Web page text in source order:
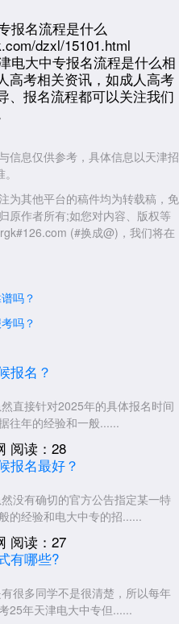
报名环节。这个阶段需要完成以
携带准备好的材料前往教学中心
指定的在线平台完成报名信息填
信息准确无误。
细核对报名登记表上的所有信
习形式等，确认无误后签字确认。
影响后续的学籍注册。
学中心公示的标准缴纳第一学年
渠道，索要并妥善保管收费凭
册阶段：
审，确保材料齐全、符合要求。
电视中等专业学校总部进行复
，并将学员信息录入国家教育主
要一定的时间周期，学员可以向
播电视中等专业学校官方网站
籍状态。这是验证报名是否成
员主动完成查询确认。
做好学习前的准备工作：
了解学习平台的使用方法、课程
些指导活动，为后续学习做好准
报名流程是什么
dzxl/15101.html
电大中专报名流程是什么相
高考相关资讯，如成人高考
、报名流程都可以关注我们
信息仅供参考，具体信息以天津招
为其他平台的稿件均为转载稿，免
原作者所有;如您对内容、版权等
(#换成@)，我们将在
吗？
吗？
直接针对2025年的具体报名时间
往年的经验和一般......
阅读：28
没有确切的官方公告指定某一特
的经验和电大中专的招......
阅读：27
很多同学不是很清楚，所以每年
25年天津电大中专但......